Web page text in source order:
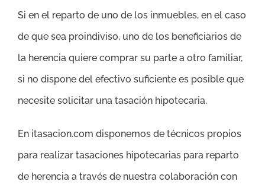
Si en el reparto de uno de los inmuebles, en el caso
de que sea proindiviso, uno de los beneficiarios de
la herencia quiere comprar su parte a otro familiar,
si no dispone del efectivo suficiente es posible que
necesite solicitar una tasación hipotecaria.
En itasacion.com disponemos de técnicos propios
para realizar tasaciones hipotecarias para reparto
de herencia a través de nuestra colaboración con